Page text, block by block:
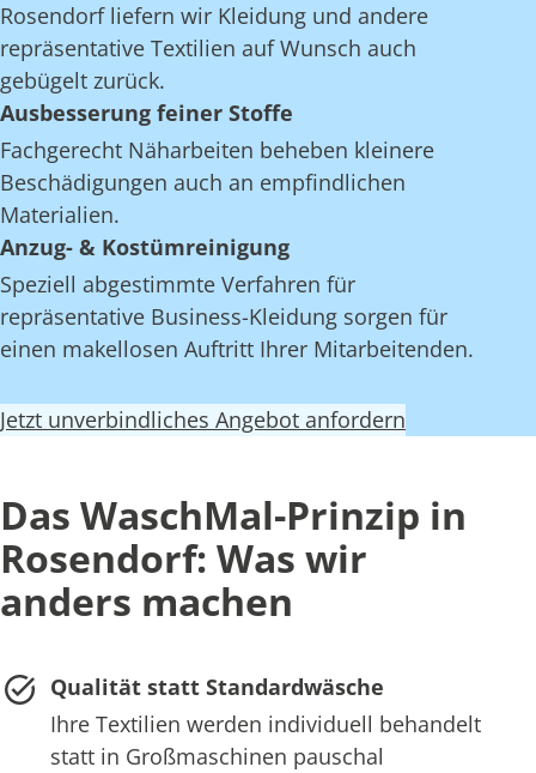
Rosendorf liefern wir Kleidung und andere
repräsentative Textilien auf Wunsch auch
gebügelt zurück.
Ausbesserung feiner Stoffe
Fachgerecht Näharbeiten beheben kleinere
Beschädigungen auch an empfindlichen
Materialien.
Anzug- & Kostümreinigung
Speziell abgestimmte Verfahren für
repräsentative Business-Kleidung sorgen für
einen makellosen Auftritt Ihrer Mitarbeitenden.
Jetzt unverbindliches Angebot anfordern
Das WaschMal-Prinzip in
Rosendorf: Was wir
anders machen
Qualität statt Standardwäsche
Ihre Textilien werden individuell behandelt
statt in Großmaschinen pauschal